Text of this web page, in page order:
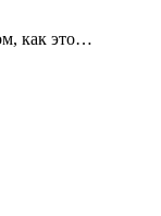
как это…